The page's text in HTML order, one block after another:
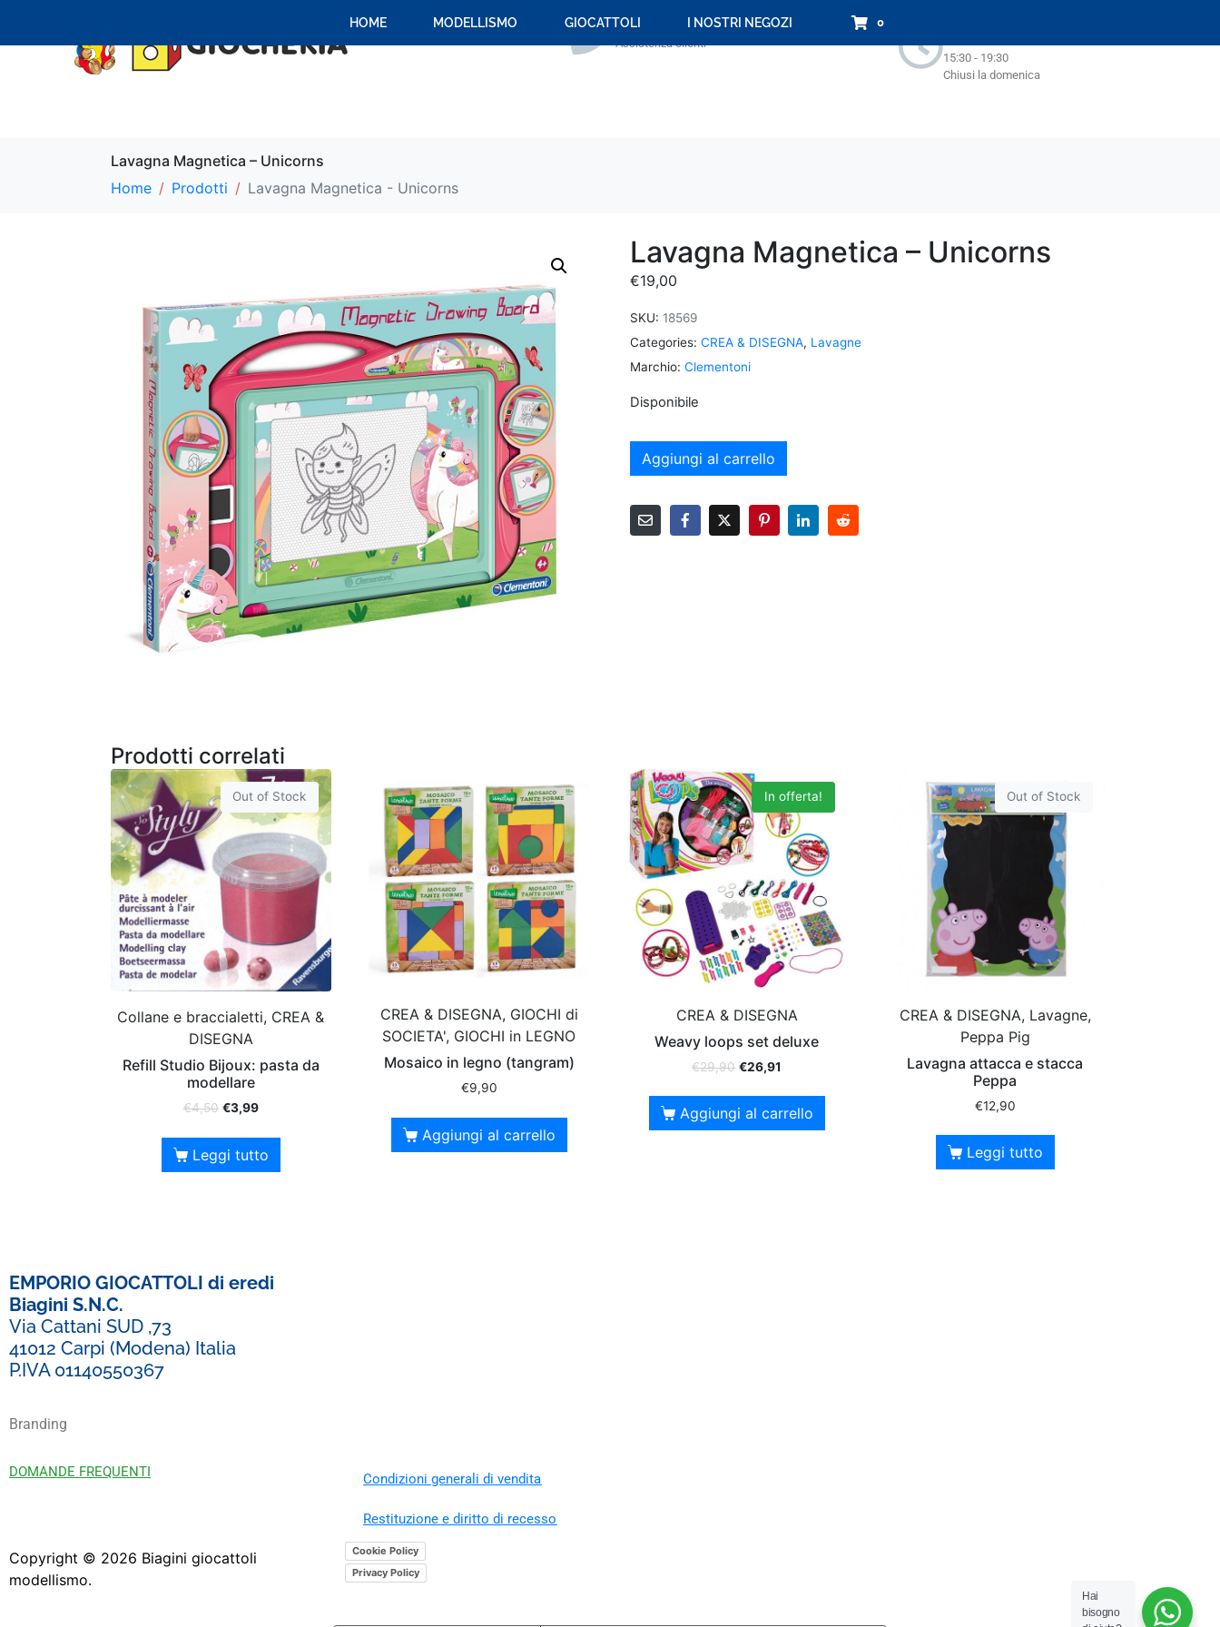
+39 059 694 092
Assistenza clienti
15:30 - 19:30
Chiusi la domenica
HOME MODELLISMO GIOCATTOLI I NOSTRI NEGOZI 0
Lavagna Magnetica – Unicorns
Home
Prodotti Lavagna Magnetica - Unicorns
Lavagna Magnetica – Unicorns
€19,00
SKU: 18569
Categories: CREA & DISEGNA, Lavagne
Marchio: Clementoni
Disponibile
Aggiungi al carrello
Prodotti correlati
Out of Stock
Collane e braccialetti, CREA &
DISEGNA
Refill Studio Bijoux: pasta da
modellare
€4,50 €3,99
Leggi tutto
CREA & DISEGNA, GIOCHI di
SOCIETA', GIOCHI in LEGNO
Mosaico in legno (tangram)
€9,90
Aggiungi al carrello
In offerta!
CREA & DISEGNA
Weavy loops set deluxe
€29,90 €26,91
Aggiungi al carrello
Out of Stock
CREA & DISEGNA, Lavagne,
Peppa Pig
Lavagna attacca e stacca
Peppa
€12,90
Leggi tutto
EMPORIO GIOCATTOLI di eredi
Biagini S.N.C.
Via Cattani SUD ,73
41012 Carpi (Modena) Italia
P.IVA 01140550367
Branding
DOMANDE FREQUENTI Condizioni generali di vendita
Restituzione e diritto di recesso
Copyright © 2026 Biagini giocattoli
modellismo.
Cookie Policy
Privacy Policy
Hai
bisogno